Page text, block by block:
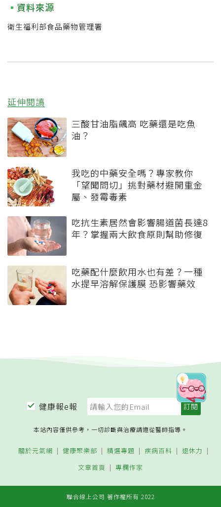
資料來源
衛生福利部食品藥物管理署
延伸閱讀
三酸甘油脂飆高 吃藥還是吃魚
油？
我吃的中藥安全嗎？專家教你
「望聞問切」挑對藥材避開重金
屬、發霉毒素
吃抗生素居然會影響腸道菌長達8
年？掌握兩大飲食原則幫助修復
吃藥配什麼飲用水也有差？一種
水提早溶解保護膜 恐影響藥效
健康報e報
本站內容僅供參考，一切診斷與治療請遵從醫師指導。
關於元氣網 健康聚樂部 精選專題 疾病百科
退休力
文章首頁
專欄作家
聯合線上公司 著作權所有 2022